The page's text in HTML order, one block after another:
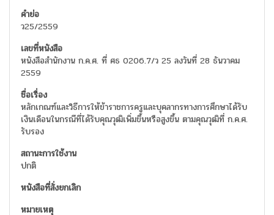
ว25/2559
หนังสือสำนักงาน ก.ค.ศ. ที่ ศธ 0206.7/ว 25 ลงวันที่ 28 ธันวาคม
2559
หลักเกณฑ์และวิธีการให้ข้าราชการครูและบุคลากรทางการศึกษาได้รับ
เงินเดือนในกรณีที่ได้รับคุณวุฒิเพิ่มขึ้นหรือสูงขึ้น ตามคุณวุฒิที่ ก.ค.ศ.
รับรอง
ปกติ